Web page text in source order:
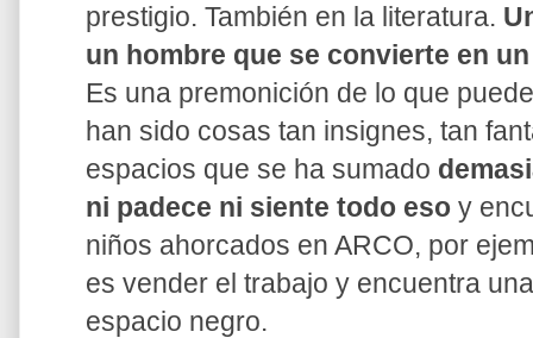
prestigio. También en la literatura.
un hombre que se convierte en
Es una premonición de lo que
han sido cosas tan insignes, tan
espacios que se ha sumado
ni padece ni siente todo eso y
niños ahorcados en ARCO, por
es vender el trabajo y encuentra
espacio negro.